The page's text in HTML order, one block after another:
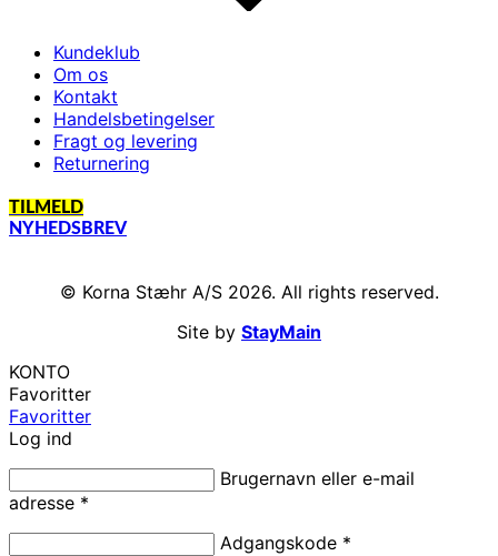
Kundeklub
Om os
Kontakt
Handelsbetingelser
Fragt og levering
Returnering
TILMELD
NYHEDSBREV
© Korna Stæhr A/S 2026. All rights reserved.
Site by StayMain
KONTO
Favoritter
Favoritter
Log ind
Brugernavn eller e-mail
adresse *
Adgangskode *